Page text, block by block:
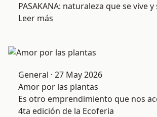
PASAKANA: naturaleza que se vive y
Leer más
General · 27 May 2026
Amor por las plantas
Es otro emprendimiento que nos
4ta edición de la Ecoferia